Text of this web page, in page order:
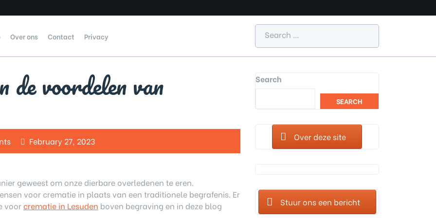
Over ons Contact Privacy
de voordelen van
February 27, 2023
geweest om onze dierbare overledenen te eren.
voor crematie in plaats van een traditionele begrafenis. Er
voorcrematie in Lesuden boven begraving en in deze blog
Search
SEARCH
Over deze site
Stuur ons een bericht